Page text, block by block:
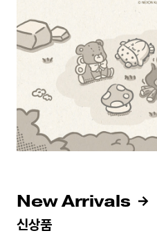
New Arrivals
신상품